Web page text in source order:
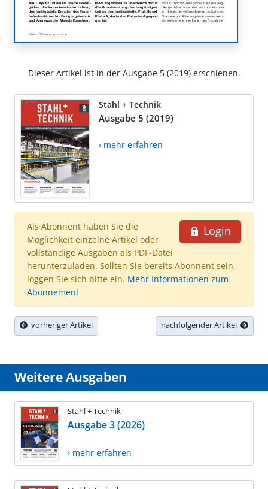
Dieser Artikel ist in der Ausgabe 5 (2019) erschienen.
Stahl + Technik
Ausgabe 5 (2019)
› mehr erfahren
Login
Als Abonnent haben Sie die
Möglichkeit einzelne Artikel oder
vollständige Ausgaben als PDF-Datei
herunterzuladen. Sollten Sie bereits Abonnent sein,
loggen Sie sich bitte ein. Mehr Informationen zum
Abonnement
vorheriger Artikel nachfolgender Artikel
Weitere Ausgaben
Stahl + Technik
Ausgabe 3 (2026)
› mehr erfahren